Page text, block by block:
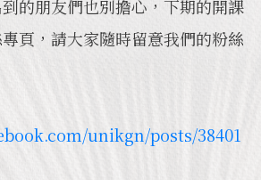
的朋友們也別擔心，下期的開課
頁，請大家隨時留意我們的粉絲
unikgn/posts/38401